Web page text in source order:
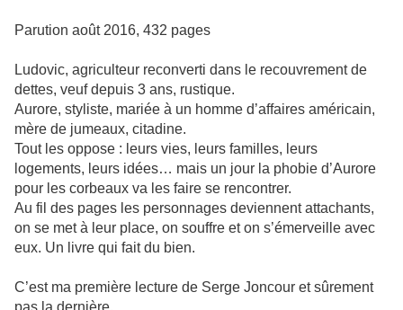
Parution août 2016, 432 pages
Ludovic, agriculteur reconverti dans le recouvrement de
dettes, veuf depuis 3 ans, rustique.
Aurore, styliste, mariée à un homme d’affaires américain,
mère de jumeaux, citadine.
Tout les oppose : leurs vies, leurs familles, leurs
logements, leurs idées… mais un jour la phobie d’Aurore
pour les corbeaux va les faire se rencontrer.
Au fil des pages les personnages deviennent attachants,
on se met à leur place, on souffre et on s’émerveille avec
eux. Un livre qui fait du bien.
C’est ma première lecture de Serge Joncour et sûrement